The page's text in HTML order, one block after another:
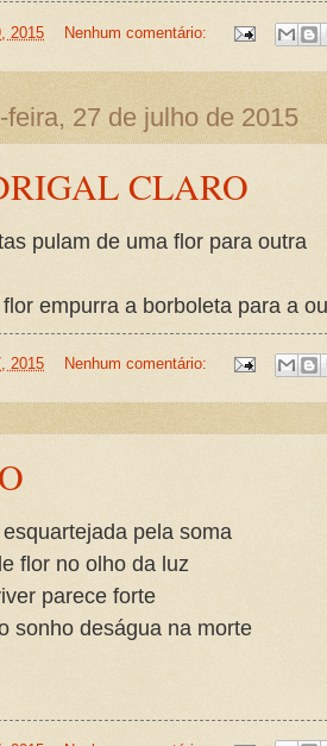
2015 Nenhum comentário:
feira, 27 de julho de 2015
CLARO
pulam de uma flor para outra
empurra a borboleta para a
2015 Nenhum comentário:
pela soma
flor no olho da luz
parece forte
sonho deságua na morte